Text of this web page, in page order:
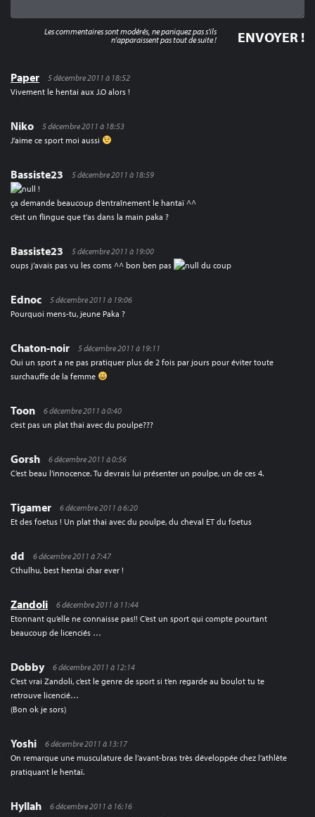
Paper
5 décembre 2011 à 18:52
Vivement le hentai aux J.O alors !
Niko
5 décembre 2011 à 18:53
J’aime ce sport moi aussi
Bassiste23
5 décembre 2011 à 18:59
!
ça demande beaucoup d’entraînement le hantaï ^^
c’est un flingue que t’as dans la main paka ?
Bassiste23
5 décembre 2011 à 19:00
oups j’avais pas vu les coms ^^ bon ben pas
du coup
Ednoc
5 décembre 2011 à 19:06
Pourquoi mens-tu, jeune Paka ?
Chaton-noir
5 décembre 2011 à 19:11
Oui un sport a ne pas pratiquer plus de 2 fois par jours pour éviter toute
surchauffe de la femme
Toon
6 décembre 2011 à 0:40
c’est pas un plat thai avec du poulpe???
Gorsh
6 décembre 2011 à 0:56
C’est beau l’innocence. Tu devrais lui présenter un poulpe, un de ces 4.
Tigamer
6 décembre 2011 à 6:20
Et des foetus ! Un plat thai avec du poulpe, du cheval ET du foetus
dd
6 décembre 2011 à 7:47
Cthulhu, best hentai char ever !
Zandoli
6 décembre 2011 à 11:44
Etonnant qu’elle ne connaisse pas!! C’est un sport qui compte pourtant
beaucoup de licenciés …
Dobby
6 décembre 2011 à 12:14
C’est vrai Zandoli, c’est le genre de sport si t’en regarde au boulot tu te
retrouve licencié…
(Bon ok je sors)
Yoshi
6 décembre 2011 à 13:17
On remarque une musculature de l’avant-bras très développée chez l’athlète
pratiquant le hentaï.
Hyllah
6 décembre 2011 à 16:16
Les commentaires sont modérés, ne paniquez pas s'ils
n'apparaissent pas tout de suite !